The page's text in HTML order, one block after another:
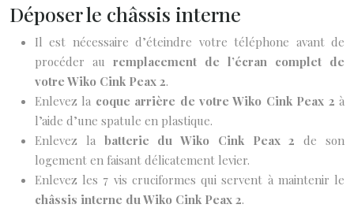
Déposer le châssis interne
Il est nécessaire d’éteindre votre téléphone avant de
procéder au remplacement de l’écran complet de
votre Wiko Cink Peax 2.
Enlevez la coque arrière de votre Wiko Cink Peax 2à
l’aide d’une spatule en plastique.
Enlevez la batterie du Wiko Cink Peax 2de son
logement en faisant délicatement levier.
Enlevez les 7 vis cruciformes qui servent à maintenir le
châssis interne du Wiko Cink Peax 2.